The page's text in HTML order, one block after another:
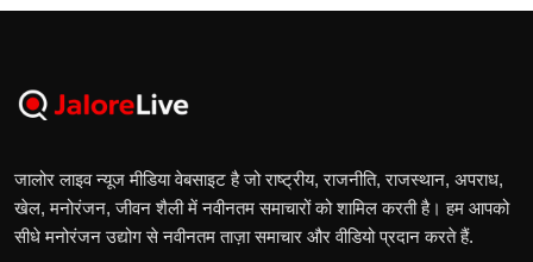
जालोर लाइव न्यूज मीडिया वेबसाइट है जो राष्ट्रीय, राजनीति, राजस्थान, अपराध,
खेल, मनोरंजन, जीवन शैली में नवीनतम समाचारों को शामिल करती है। हम आपको
सीधे मनोरंजन उद्योग से नवीनतम ताज़ा समाचार और वीडियो प्रदान करते हैं.